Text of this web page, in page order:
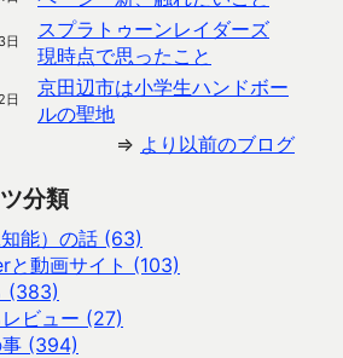
日
スプラトゥーンレイダーズ
現時点で思ったこと
日
京田辺市は小学生ハンドボー
ルの聖地
⇒ より以前のブログ
分類
能）の話 (63)
と動画サイト (103)
(383)
ビュー (27)
(394)